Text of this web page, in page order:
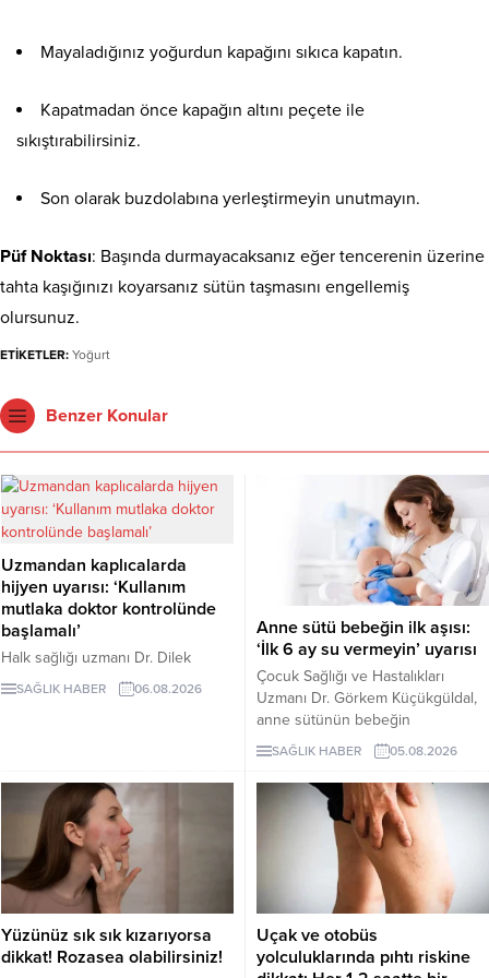
Mayaladığınız yoğurdun kapağını sıkıca kapatın.
Kapatmadan önce kapağın altını peçete ile
sıkıştırabilirsiniz.
Son olarak buzdolabına yerleştirmeyin unutmayın.
Püf Noktası: Başında durmayacaksanız eğer tencerenin üzerine
tahta kaşığınızı koyarsanız sütün taşmasını engellemiş
olursunuz.
ETİKETLER: Yoğurt
Benzer Konular
Uzmandan kaplıcalarda
hijyen uyarısı: ‘Kullanım
mutlaka doktor kontrolünde
başlamalı’
Halk sağlığı uzmanı Dr. Dilek
Aslan, kaplıcaların kas ve iskelet
sistemi rahatsızlıkları ile stresin
kullanımın ciddi sağlık sorunlarına
yol açabileceğini belirtti. Aslan,
kaplıca tedavisinin mutlaka sağlık
çalışanlarının önerisiyle
uygulanması gerektiğini vurguladı.
SAĞLIK HABER 06.08.2026
Anne sütü bebeğin ilk aşısı:
‘İlk 6 ay su vermeyin’ uyarısı
Çocuk Sağlığı ve Hastalıkları
Uzmanı Dr. Görkem Küçükgüldal,
anne sütünün bebeğin
bağışıklığını güçlendiren ve yaşam
boyu sağlığın temelini oluşturan
“canlı bir biyolojik mucize”
olduğunu söyledi. Küçükgüldal,
doğumdan sonraki ilk saatte
emzirmeye başlanması ve ilk 6 ay
yalnızca anne sütü verilmesi
gerektiğini vurguladı.
SAĞLIK HABER 05.08.2026
Yüzünüz sık sık kızarıyorsa
dikkat! Rozasea olabilirsiniz!
Uçak ve otobüs
yolculuklarında pıhtı riskine